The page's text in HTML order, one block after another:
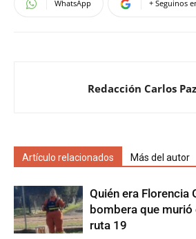
WhatsApp + Seguinos
Redacción Carlos
Artículo relacionados Más del autor
Quién era Florencia
bombera que murió
ruta 19